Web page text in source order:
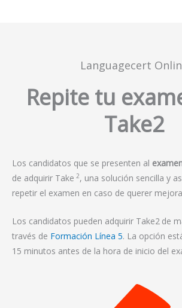
Languagecert
Repite tu
Take2
Los candidatos que se presenten al
de adquirir Take 2, una solución sencilla y
repetir el examen en caso de querer
Los candidatos pueden adquirir Take2 de
través de Formación Línea 5. La opción
15 minutos antes de la hora de inicio del